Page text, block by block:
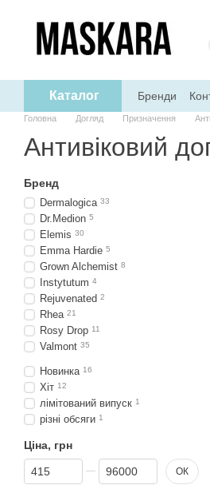
Каталог Бренди
Головна Догляд Призначення
Антивіковий
Бренд
Dermalogica 33
Dr.Medion 5
Elemis 30
Emma Hardie 5
Grown Alchemist 8
Instytutum 4
Rejuvenated 2
Rhea 21
Rosy Drop 11
Valmont 35
Новинка 16
Хіт 12
лімітований випуск 1
різні обсяги 1
Ціна, грн
Від Ціна, грн
До Ціна, грн ОК